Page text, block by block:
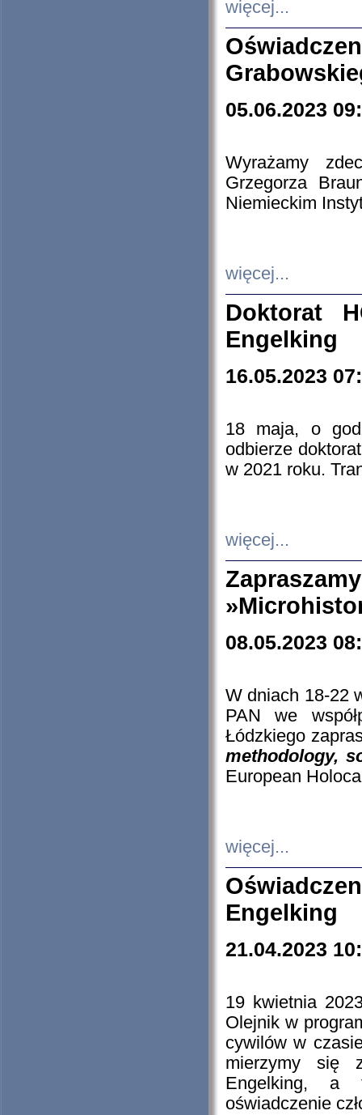
więcej...
05.06.2023
Wyrażamy
Grzegorza
Niemieckim
więcej...
Doktorat
Engelking
16.05.2023
18 maja, o
odbierze
w 2021 roku.
więcej...
08.05.2023
W dniach 18-22
PAN we
Łódzkiego
methodology,
European
więcej...
Engelking
21.04.2023
19 kwietnia
Olejnik w
cywilów w
mierzymy się
Engelking, a
oświadczenie